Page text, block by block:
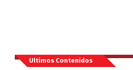
Ultimos Contenidos